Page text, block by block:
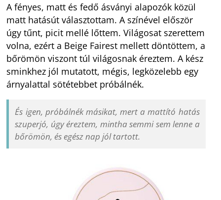
A fényes, matt és fedő ásványi alapozók közül
matt hatásút választottam. A színével először
úgy tűnt, picit mellé lőttem. Világosat szerettem
volna, ezért a Beige Fairest mellett döntöttem, a
bőrömön viszont túl világosnak éreztem. A kész
sminkhez jól mutatott, mégis, legközelebb egy
árnyalattal sötétebbet próbálnék.
És igen, próbálnék másikat, mert a mattító hatás
szuperjó, úgy éreztem, mintha semmi sem lenne a
bőrömön, és egész nap jól tartott.